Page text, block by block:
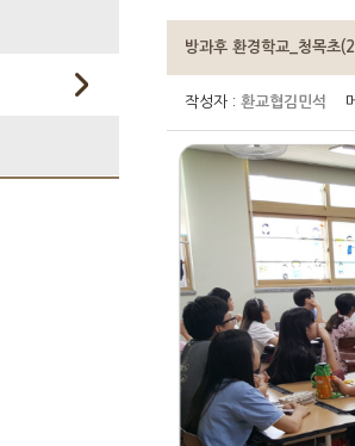
방과후 환경학교_청목초
작성자 : 환교협김민석